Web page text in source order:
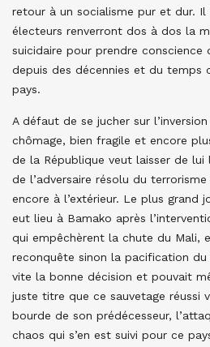
retour à un socialisme pur et dur.
électeurs renverront dos à dos la
suicidaire pour prendre conscience
depuis des décennies et du temps
pays.
A défaut de se jucher sur
chômage, bien fragile et encore
de la République veut laisser de lui
de l’adversaire résolu du
encore à l’extérieur. Le plus grand
eut lieu à Bamako après
qui empêchèrent la chute du Mali,
reconquête sinon la pacification
vite la bonne décision et pouvait
juste titre que ce sauvetage réussi
bourde de son prédécesseur,
chaos qui s’en est suivi pour ce